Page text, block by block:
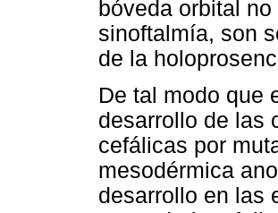
bóveda orbital
sinoftalmía, son
de la
De tal modo que
desarrollo de las
cefálicas por
mesodérmica
desarrollo en las